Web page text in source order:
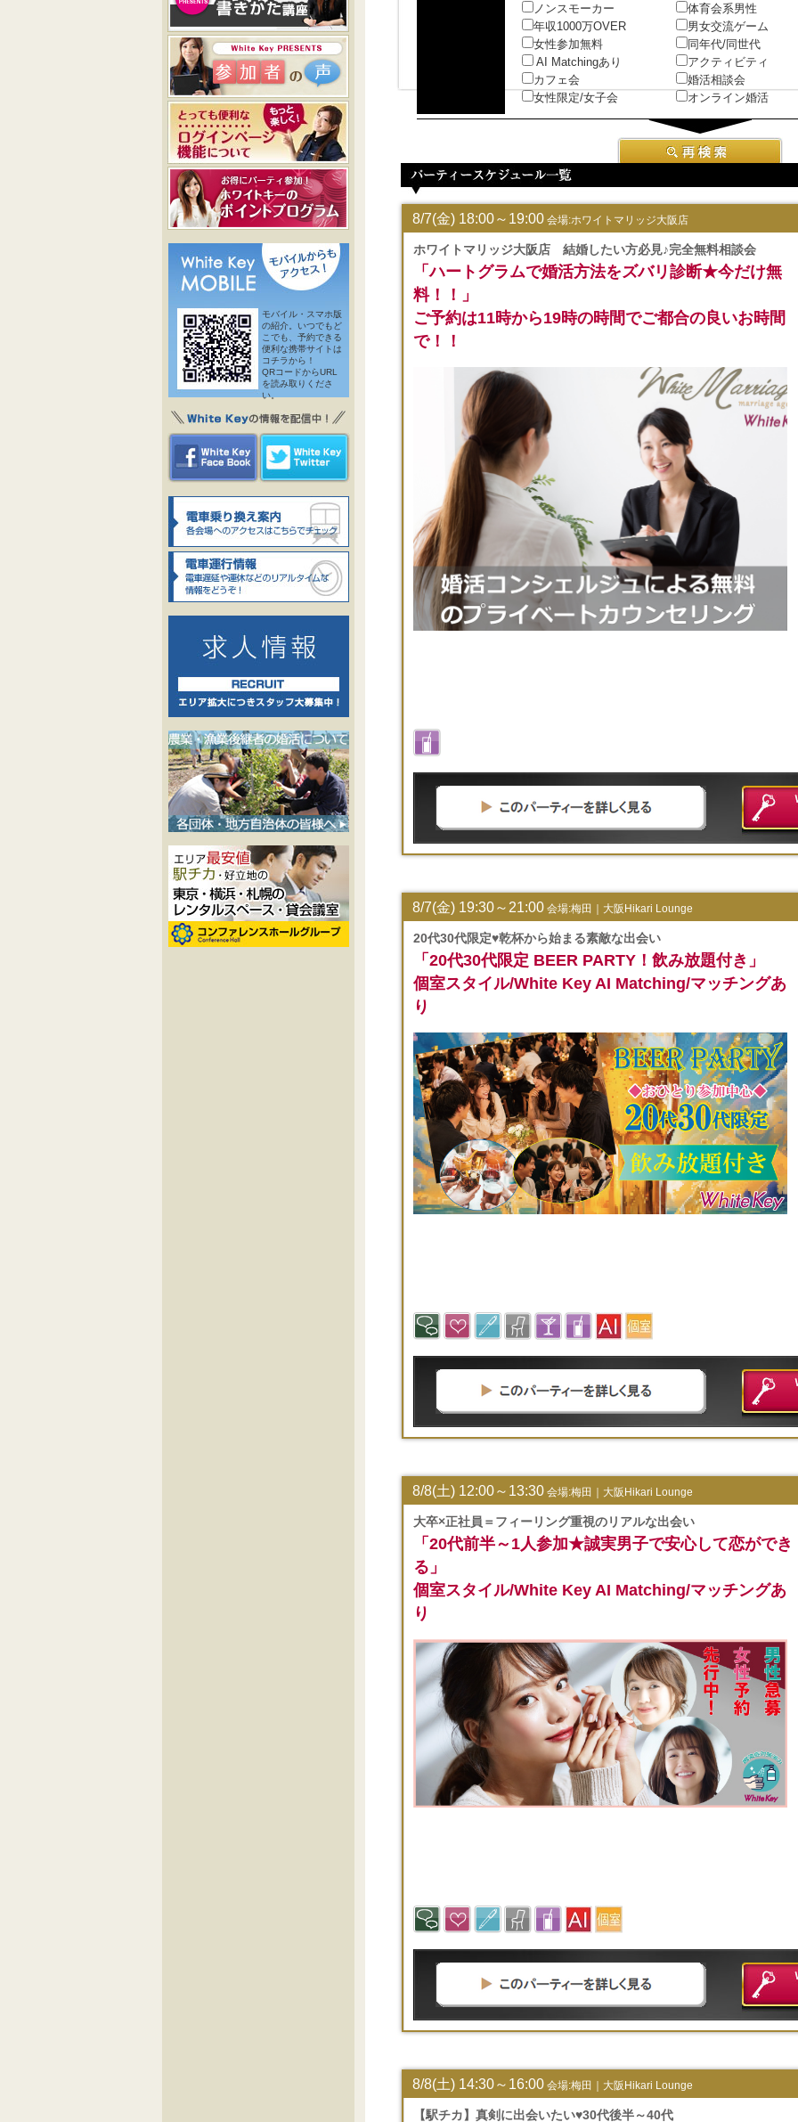
モバイル・スマホ版
の紹介。いつでもど
こでも、予約できる
便利な携帯サイトは
コチラから！
QRコードからURL
を読み取りくださ
い。
ノンスモーカー
体育会系男性
年収1000万OVER
男女交流ゲーム
女性参加無料
同年代/同世代
AI Matchingあり
アクティビティ
カフェ会
婚活相談会
女性限定/女子会
オンライン婚活
8/7(金) 18:00～19:00 会場:ホワイトマリッジ大阪店
ホワイトマリッジ大阪店 結婚したい方必見♪完全無料相談会
「ハートグラムで婚活方法をズバリ診断★今だけ無
料！！」
ご予約は11時から19時の時間でご都合の良いお時間
で！！
8/7(金) 19:30～21:00 会場:梅田｜大阪Hikari Lounge
20代30代限定♥乾杯から始まる素敵な出会い
「20代30代限定 BEER PARTY！飲み放題付き」
個室スタイル/White Key AI Matching/マッチングあ
り
8/8(土) 12:00～13:30 会場:梅田｜大阪Hikari Lounge
大卒×正社員＝フィーリング重視のリアルな出会い
「20代前半～1人参加★誠実男子で安心して恋ができ
る」
個室スタイル/White Key AI Matching/マッチングあ
り
8/8(土) 14:30～16:00 会場:梅田｜大阪Hikari Lounge
【駅チカ】真剣に出会いたい♥30代後半～40代